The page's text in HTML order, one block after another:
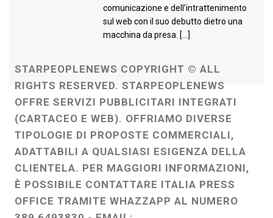
comunicazione e dell’intrattenimento
sul web con il suo debutto dietro una
macchina da presa. […]
STARPEOPLENEWS COPYRIGHT © ALL
RIGHTS RESERVED. STARPEOPLENEWS
OFFRE SERVIZI PUBBLICITARI INTEGRATI
(CARTACEO E WEB). OFFRIAMO DIVERSE
TIPOLOGIE DI PROPOSTE COMMERCIALI,
ADATTABILI A QUALSIASI ESIGENZA DELLA
CLIENTELA. PER MAGGIORI INFORMAZIONI,
È POSSIBILE CONTATTARE ITALIA PRESS
OFFICE TRAMITE WHAZZAPP AL NUMERO